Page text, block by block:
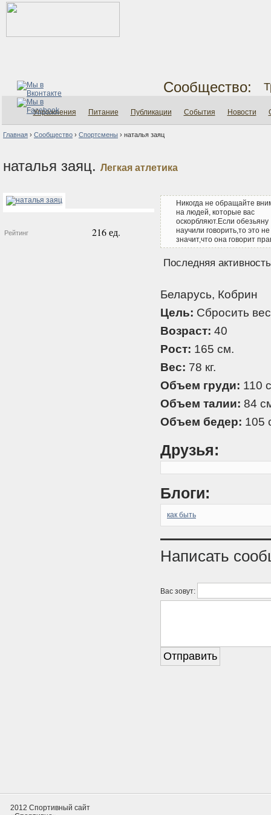
Сообщество:
Упражнения Питание Публикации События Новости
Главная › Сообщество › Спортсмены › наталья заяц
наталья заяц. Легкая атлетика
Рейтинг 216 ед.
Никогда не обращайте
на людей, которые вас
оскорбляют.Если обезьяну
научили говорить,то это не
значит,что она говорит
Последняя
Беларусь, Кобрин
Цель: Сбросить вес
Возраст: 40
Рост: 165 см.
Вес: 78 кг.
Объем груди: 110
Объем талии: 84
Объем бедер: 105
Друзья:
Блоги:
как быть
Написать
Вас зовут:
2012 Спортивный сайт